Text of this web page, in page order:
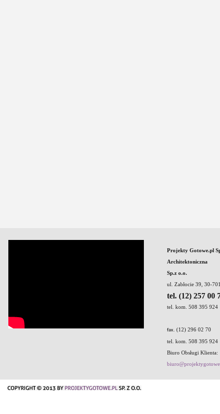
Projekty Gotowe.pl
Architektoniczna
Sp.z o.o.
ul. Zabłocie 39, 30-
tel. (12) 257 00
tel. kom. 508 395 924
fax . (12) 296 02 70
tel. kom. 508 395 924
Biuro Obsługi Klienta: